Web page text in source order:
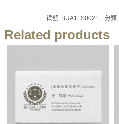
貨號: BUA1LS0021 分類:
Related products